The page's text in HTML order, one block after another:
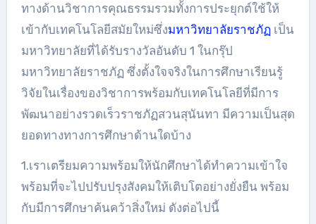
ทางด้านวิชาการคุณธรรมรวมทั้งการประยุกต์ใช้ให้
เข้ากับเทคโนโลยีสมัยใหม่ซึ่งมหาวิทยาลัยราชภัฏเป็น
มหาวิทยาลัยที่ได้รับรางวัลอันดับ 1 ในกรุ๊ป
มหาวิทยาลัยราชภัฏ ซึ่งตั้งใจจริงในการศึกษาเรียนรู้
วิจัยในเรื่องของวิชาการพร้อมกับเทคโนโลยีที่มีการ
พัฒนาอย่างรวดเร็วราชภัฏสวนสุนันทา มีความเป็นสุด
ยอดทางทางการศึกษาด้านใดบ้าง
1.เราเตรียมความพร้อมให้นักศึกษาได้ทำความเข้าใจ
พร้อมที่จะไปปรับปรุงสังคมให้เติบโตอย่างยั่งยืน พร้อม
กับมีการศึกษาค้นคว้าสิ่งใหม่ ดังต่อไปนี้